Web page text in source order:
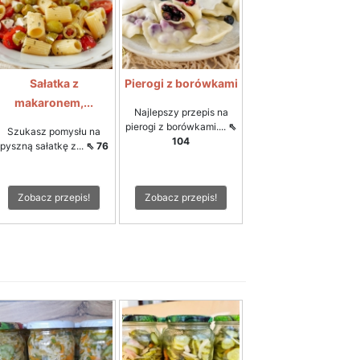
Sałatka z
makaronem,...
Szukasz pomysłu na
pyszną sałatkę z... ⇖ 76
Zobacz przepis!
Pierogi z borówkami
Najlepszy przepis na
pierogi z borówkami.... ⇖
104
Zobacz przepis!